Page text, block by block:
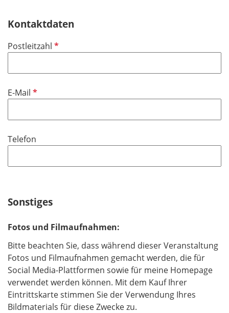
Kontaktdaten
Postleitzahl P
t
e
d
E-Mail P
c
t
l
Telefon
Sonstiges
Fotos und Filmaufnahmen:
Bitte beachten Sie, dass während dieser Veranstaltung
Fotos und Filmaufnahmen gemacht werden, die für
Social Media-Plattformen sowie für meine Homepage
verwendet werden können. Mit dem Kauf Ihrer
Eintrittskarte stimmen Sie der Verwendung Ihres
Bildmaterials für diese Zwecke zu.